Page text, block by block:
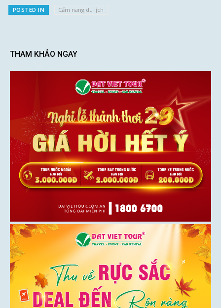
POSTED IN Cẩm nang du lịch
THAM KHẢO NGAY